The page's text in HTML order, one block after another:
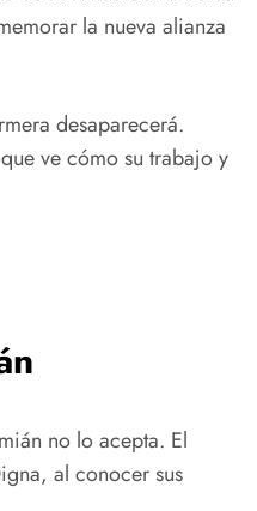
la nueva alianza
desaparecerá.
ve cómo su trabajo y
no lo acepta. El
al conocer sus